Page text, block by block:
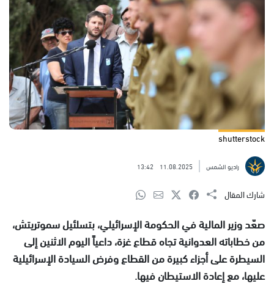
shutterstock
راديو الشمس 11.08.2025
13:42
شارك المقال
صعّد وزير المالية في الحكومة الإسرائيلي، بتسلئيل سموتريتش،
من خطاباته العدوانية تجاه قطاع غزة، داعياً اليوم الاثنين إلى
السيطرة على أجزاء كبيرة من القطاع وفرض السيادة الإسرائيلية
عليها، مع إعادة الاستيطان فيها.